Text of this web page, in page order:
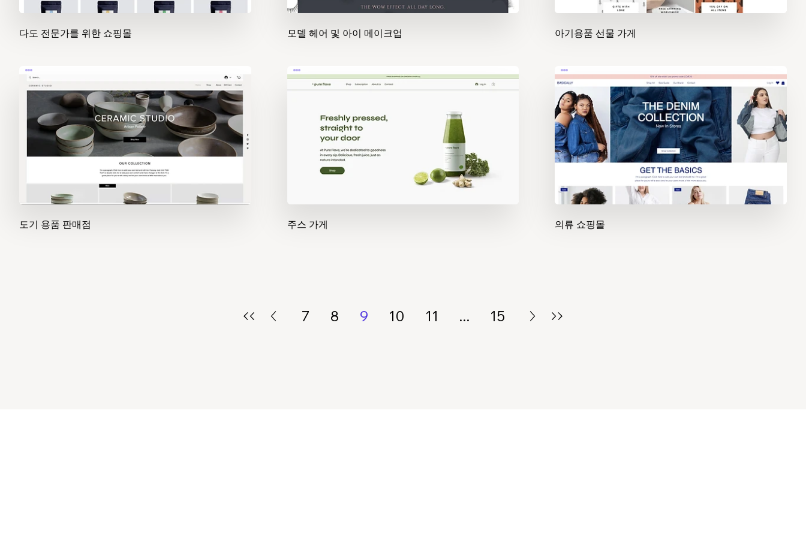
다도 전문가를 위한 쇼핑몰 모델 헤어 및 아이 메이크업 아기용품 선물 가게
도기 용품 판매점 주스 가게 의류 쇼핑몰
7 8 9 10 11 ... 15